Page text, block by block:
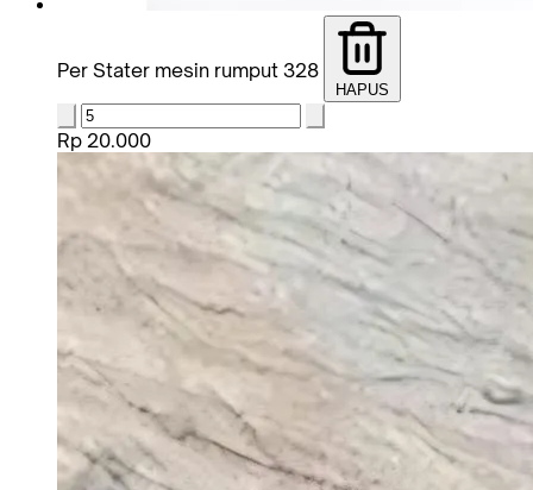
Per Stater mesin rumput 328
HAPUS
Rp 20.000